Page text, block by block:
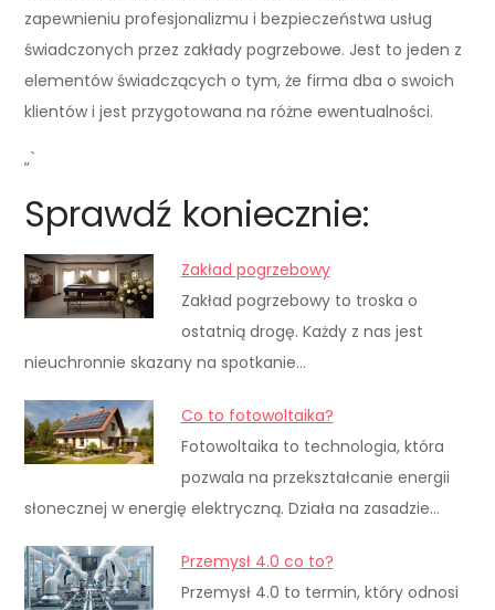
zapewnieniu profesjonalizmu i bezpieczeństwa usług
świadczonych przez zakłady pogrzebowe. Jest to jeden z
elementów świadczących o tym, że firma dba o swoich
klientów i jest przygotowana na różne ewentualności.
„`
Sprawdź koniecznie:
Zakład pogrzebowy
Zakład pogrzebowy to troska o
ostatnią drogę. Każdy z nas jest
nieuchronnie skazany na spotkanie…
Co to fotowoltaika?
Fotowoltaika to technologia, która
pozwala na przekształcanie energii
słonecznej w energię elektryczną. Działa na zasadzie…
Przemysł 4.0 co to?
Przemysł 4.0 to termin, który odnosi